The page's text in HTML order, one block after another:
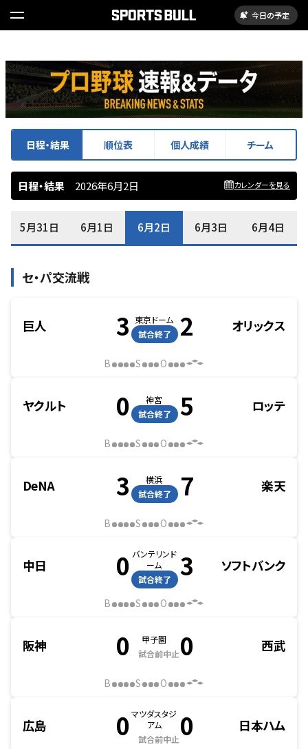
今日の予定
日程・結果 順位表 個人成績 チーム
日程・結果 2026年6月2日 カレンダーを見る
5月31日 6月1日 6月2日 6月3日 6月4日
セ・パ交流戦
巨人 3
東京ドーム
試合終了
オリックス
2
B S O
ヤクルト 0
神宮
試合終了
ロッテ
5
B S O
DeNA 3
横浜
試合終了
楽天
7
B S O
中日 0 バンテリンド
ーム
試合終了
ソフトバンク
3
B S O
阪神 0
甲子園
試合前中止
西武
0
B S O
広島 0 マツダスタジ
アム
試合前中止
日本ハム
0